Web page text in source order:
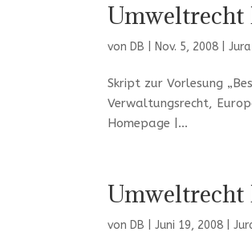
Umweltrecht
von DB Nov. 5, 2008 |
Skript zur Vorlesung
Verwaltungsrecht,
Homepage |...
Umweltrecht
von DB |Juni 19, 2008 |